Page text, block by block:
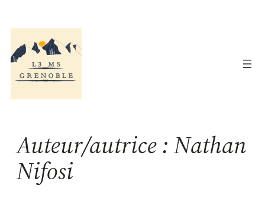
au
contenu
Auteur/autrice : Nathan
Nifosi